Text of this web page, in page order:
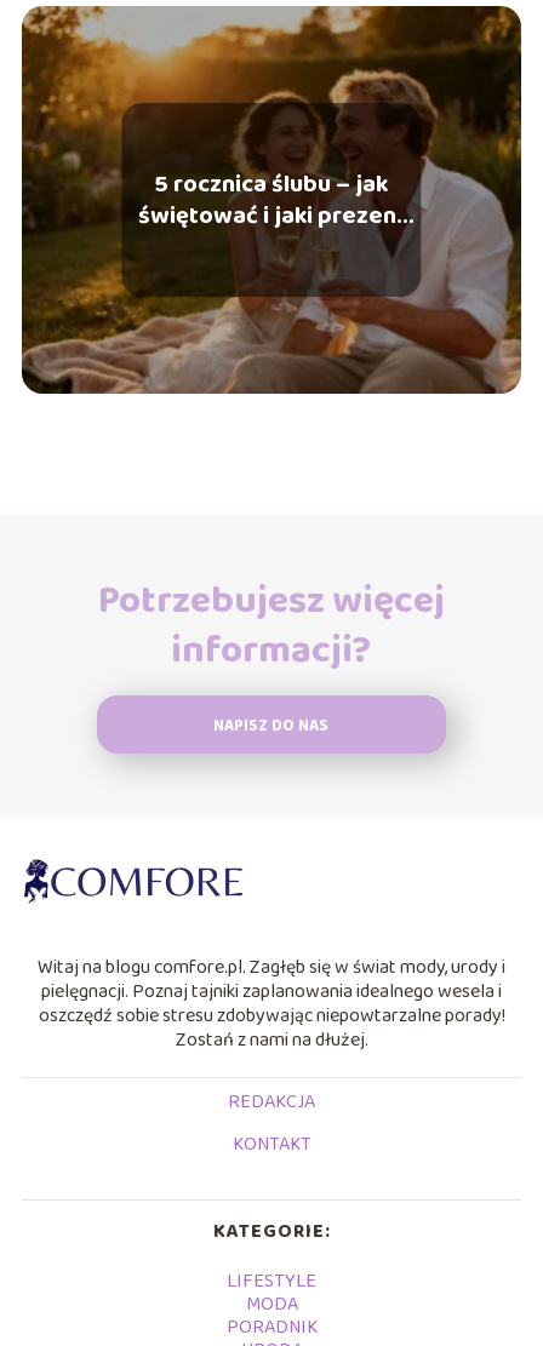
5 rocznica ślubu – jak
świętować i jaki prezent
wybrać?
Potrzebujesz więcej
informacji?
NAPISZ DO NAS
Witaj na blogu comfore.pl. Zagłęb się w świat mody, urody i
pielęgnacji. Poznaj tajniki zaplanowania idealnego wesela i
oszczędź sobie stresu zdobywając niepowtarzalne porady!
Zostań z nami na dłużej.
REDAKCJA
KONTAKT
KATEGORIE:
LIFESTYLE
MODA
PORADNIK